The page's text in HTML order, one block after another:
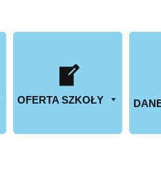
OFERTA SZKOŁY